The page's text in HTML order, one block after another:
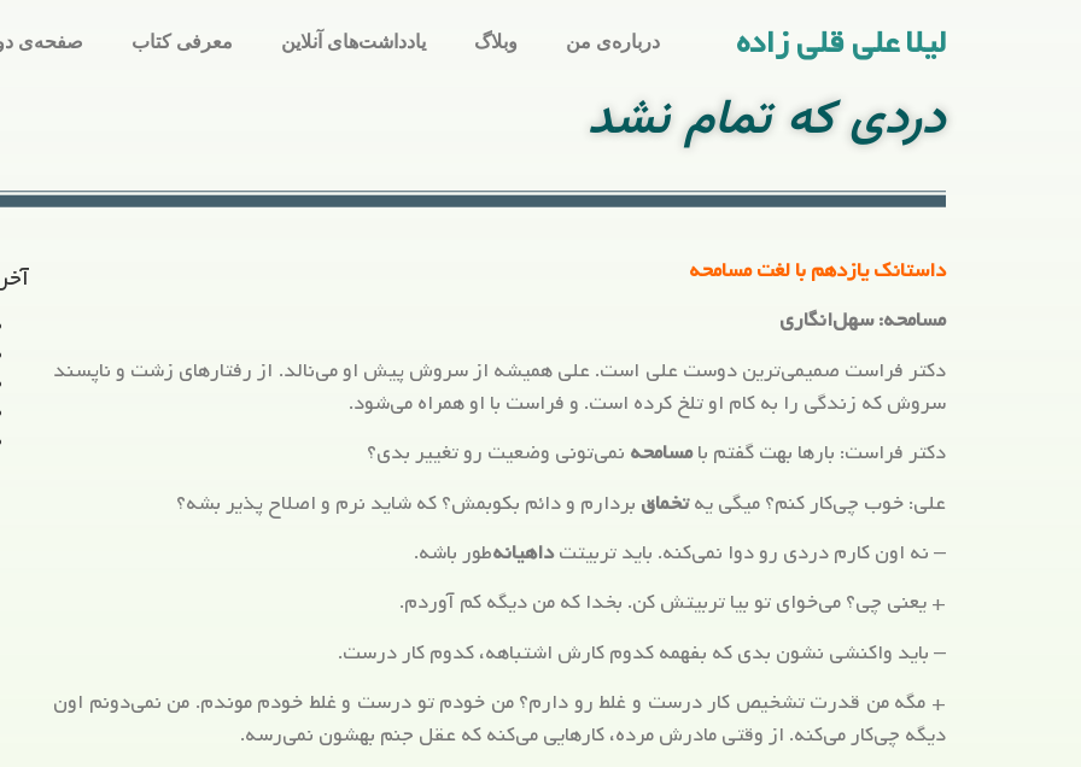
لیلا علی قلی زاده درباره‌ی من وبلاگ یادداشت‌های آنلاین معرفی کتاب صفحه‌ی
دردی که تمام نشد
داستانک یازدهم با لغت مسامحه
مسامحه: سهل‌انگاری
دکتر فراست صمیمی‌ترین دوست علی است. علی همیشه از سروش پیش او می‌نالد. از رفتارهای زشت و ناپسند
سروش که زندگی را به کام او تلخ کرده است. و فراست با او همراه می‌شود.
دکتر فراست: بارها بهت گفتم بامسامحه نمی‌تونی وضعیت رو تغییر بدی؟
علی: خوب چی‌کار کنم؟ میگی یهتخماق بردارم و دائم بکوبمش؟ که شاید نرم و اصلاح پذیر بشه؟
– نه اون کارم دردی رو دوا نمی‌کنه. باید تربیتتداهیانه‌طور باشه.
+ یعنی چی؟ می‌خوای تو بیا تربیتش کن. بخدا که من دیگه کم آوردم.
– باید واکنشی نشون بدی که بفهمه کدوم کارش اشتباهه، کدوم کار درست.
+ مگه من قدرت تشخیص کار درست و غلط رو دارم؟ من خودم تو درست و غلط خودم موندم. من نمی‌دونم اون
دیگه چی‌کار می‌کنه. از وقتی مادرش مرده، کارهایی می‌کنه که عقل جنم بهشون نمی‌رسه.